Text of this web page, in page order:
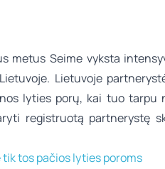
metus Seime vyksta
Lietuvoje
lyties porų, kai tuo tarpu
registruotą partnerystę
tos pačios lyties poroms